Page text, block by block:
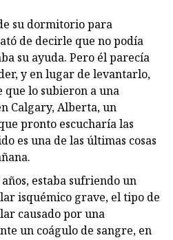
su dormitorio para
de decirle que no podía
su ayuda. Pero él parecía
y en lugar de levantarlo,
que lo subieron a una
Calgary, Alberta, un
pronto escucharía las
es una de las últimas cosas
estaba sufriendo un
isquémico grave, el tipo de
causado por una
un coágulo de sangre, en